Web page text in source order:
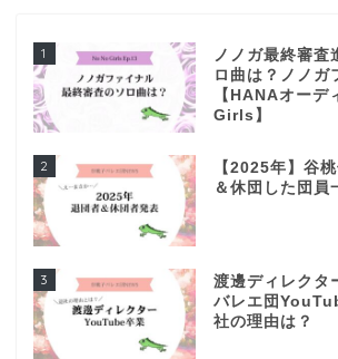
1
ノノガ最終審査
ロ曲は？ノノガ
【HANAオー
Girls】
2
【2025年】谷
＆休団した団員
3
渡邊ディレクタ
バレエ団
社の理由は？